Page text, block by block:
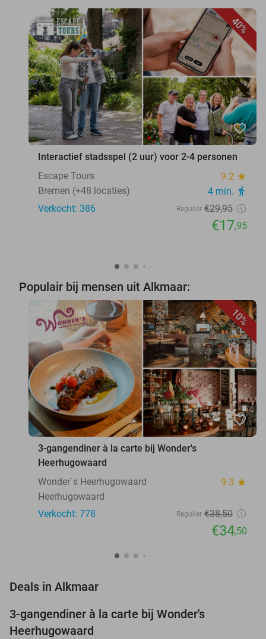
40%
favorite_border
Interactief stadsspel (2 uur) voor 2-4 personen
Escape Tours
9.2 star
Bremen (+48 locaties) 4 min. directions_walk
Verkocht: 386 Regulier €29,95
€17,95
Populair bij mensen uit Alkmaar:
10%
favorite_border
3-gangendiner à la carte bij Wonder's
Heerhugowaard
Wonder´s Heerhugowaard
9.3 star
Heerhugowaard
Verkocht: 778
Regulier €38,50
€34,50
Deals in Alkmaar
3-gangendiner à la carte bij Wonder's
Heerhugowaard